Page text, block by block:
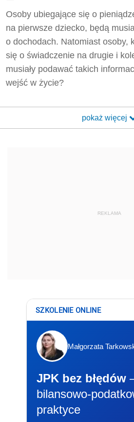
Osoby ubiegające się o
na pierwsze dziecko, będą
o dochodach. Natomiast osoby,
się o świadczenie na drugie i
musiały podawać takich
wejść w życie?
pokaż więcej
REKLAMA
SZKOLENIE ONLINE
Małgorzata
JPK bez błędów
bilansowo-
praktyce